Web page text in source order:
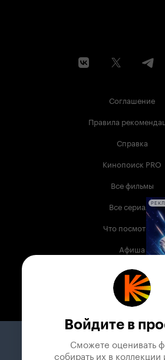
Соглашение
Правила
Справка
Кинопоиск PRO
Все фильмы
Все сериалы
Что посмотреть
Афиша
Музыка
Телепрограмма
Служба поддержки
Войдите в
Сможете оценивать
собирать их в коллекции